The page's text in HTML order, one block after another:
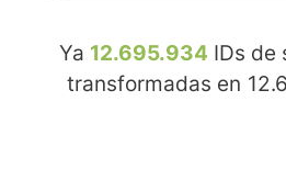
Ya 12.695.934 IDs de
transformadas en